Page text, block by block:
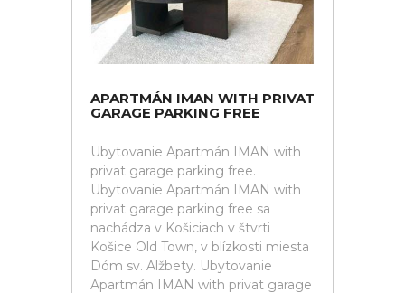
APARTMÁN IMAN WITH PRIVAT
GARAGE PARKING FREE
Ubytovanie Apartmán IMAN with
privat garage parking free.
Ubytovanie Apartmán IMAN with
privat garage parking free sa
nachádza v Košiciach v štvrti
Košice Old Town, v blízkosti miesta
Dóm sv. Alžbety. Ubytovanie
Apartmán IMAN with privat garage